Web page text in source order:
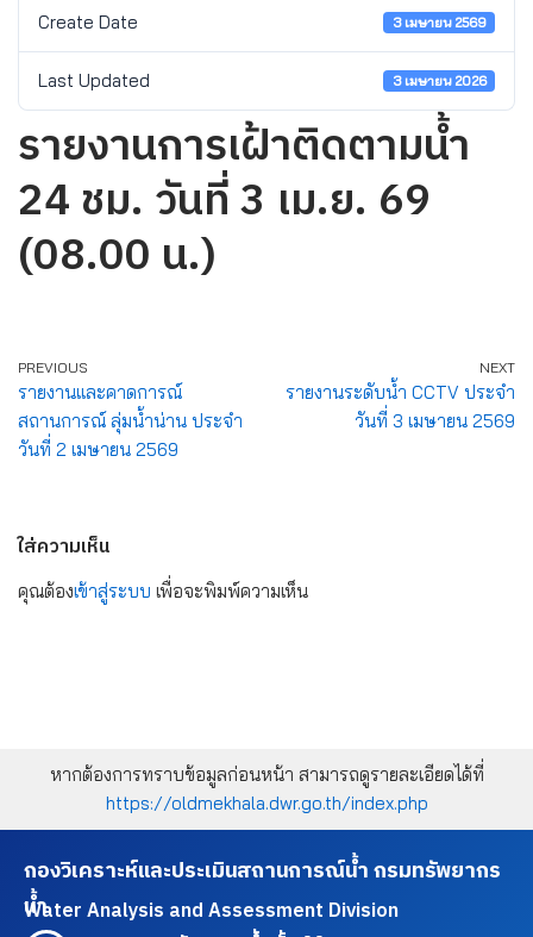
Create Date 3 เมษายน 2569
Last Updated 3 เมษายน 2026
รายงานการเฝ้าติดตามน้ำ
24 ชม. วันที่ 3 เม.ย. 69
(08.00 น.)
PREVIOUS
รายงานและคาดการณ์
สถานการณ์ ลุ่มน้ำน่าน ประจำ
วันที่ 2 เมษายน 2569
NEXT
รายงานระดับน้ำ CCTV ประจำ
วันที่ 3 เมษายน 2569
ใส่ความเห็น
คุณต้องเข้าสู่ระบบ เพื่อจะพิมพ์ความเห็น
หากต้องการทราบข้อมูลก่อนหน้า สามารถดูรายละเอียดได้ที่
https://oldmekhala.dwr.go.th/index.php
กองวิเคราะห์และประเมินสถานการณ์น้ำ กรมทรัพยากร
น้ำ
Water Analysis and Assessment Division